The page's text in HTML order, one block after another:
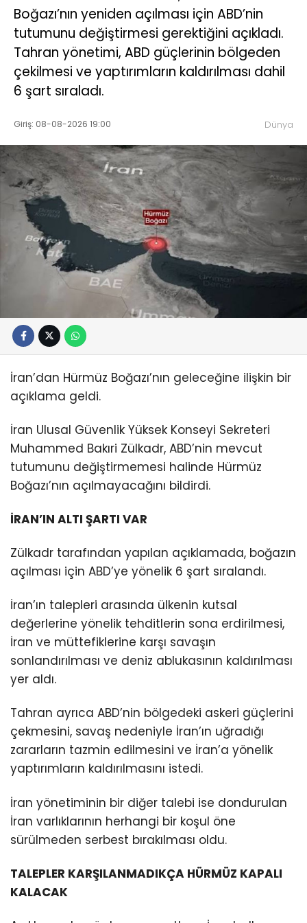
Boğazı’nın yeniden açılması için ABD’nin
tutumunu değiştirmesi gerektiğini açıkladı.
Tahran yönetimi, ABD güçlerinin bölgeden
çekilmesi ve yaptırımların kaldırılması dahil
6 şart sıraladı.
Giriş: 08-08-2026 19:00 Dünya
İran’dan Hürmüz Boğazı’nın geleceğine ilişkin bir
açıklama geldi.
İran Ulusal Güvenlik Yüksek Konseyi Sekreteri
Muhammed Bakıri Zülkadr, ABD’nin mevcut
tutumunu değiştirmemesi halinde Hürmüz
Boğazı’nın açılmayacağını bildirdi.
İRAN’IN ALTI ŞARTI VAR
Zülkadr tarafından yapılan açıklamada, boğazın
açılması için ABD’ye yönelik 6 şart sıralandı.
İran’ın talepleri arasında ülkenin kutsal
değerlerine yönelik tehditlerin sona erdirilmesi,
İran ve müttefiklerine karşı savaşın
sonlandırılması ve deniz ablukasının kaldırılması
yer aldı.
Tahran ayrıca ABD’nin bölgedeki askeri güçlerini
çekmesini, savaş nedeniyle İran’ın uğradığı
zararların tazmin edilmesini ve İran’a yönelik
yaptırımların kaldırılmasını istedi.
İran yönetiminin bir diğer talebi ise dondurulan
İran varlıklarının herhangi bir koşul öne
sürülmeden serbest bırakılması oldu.
TALEPLER KARŞILANMADIKÇA HÜRMÜZ KAPALI
KALACAK